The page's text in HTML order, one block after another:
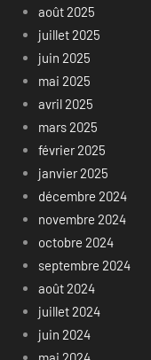
août 2025
juillet 2025
juin 2025
mai 2025
avril 2025
mars 2025
février 2025
janvier 2025
décembre 2024
novembre 2024
octobre 2024
septembre 2024
août 2024
juillet 2024
juin 2024